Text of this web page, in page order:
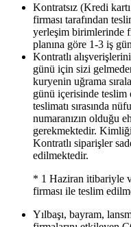
Kontratsız (Kredi
firması tarafından
yerleşim birimlerinde
planına göre 1-3 iş
Kontratlı
günü için sizi
kuryenin uğrama
günü içerisinde teslim
teslimatı sırasında
numaranızın olduğu
gerekmektedir.
Kontratlı siparişler
edilmektedir.
* 1 Haziran itibariyle
firması ile teslim
Yılbaşı, bayram,